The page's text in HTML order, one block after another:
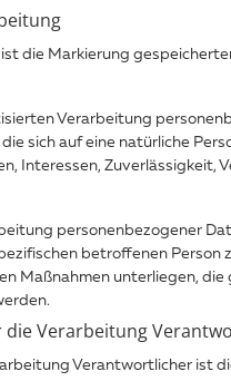
die Markierung
Verarbeitung
sich auf eine natürliche
Interessen,
personenbezogener
betroffenen
Maßnahmen unterliegen,
Verarbeitung
Verantwortlicher ist